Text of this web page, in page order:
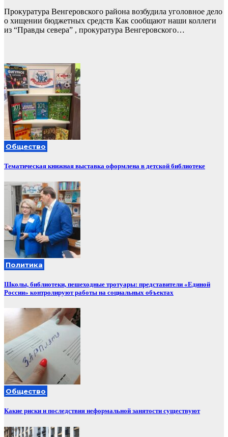
Прокуратура Венгеровского района возбудила уголовное дело
о хищении бюджетных средств Как сообщают наши коллеги
из “Правды севера” , прокуратура Венгеровского…
Общество
Тематическая книжная выставка оформлена в детской библиотеке
Политика
Школы, библиотеки, пешеходные тротуары: представители «Единой
России» контролируют работы на социальных объектах
Общество
Какие риски и последствия неформальной занятости существуют